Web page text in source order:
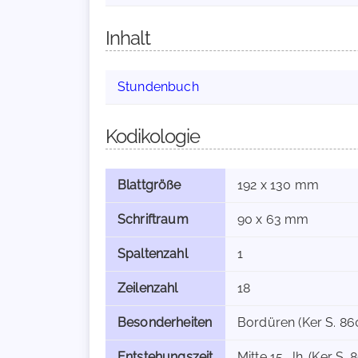
Inhalt
Stundenbuch
Kodikologie
Blattgröße 192 x 130 mm
Schriftraum 90 x 63 mm
Spaltenzahl 1
Zeilenzahl 18
Besonderheiten Bordüren (Ker S.